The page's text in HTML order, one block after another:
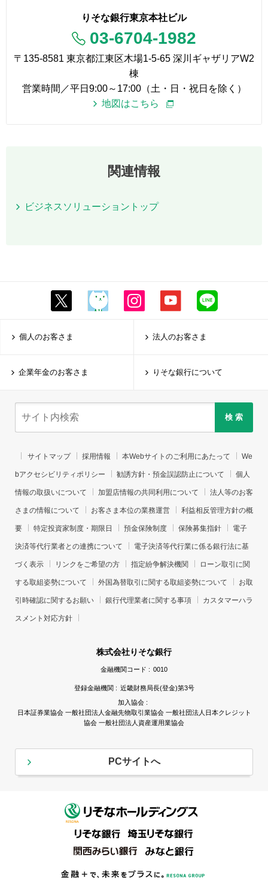
りそな銀行東京本社ビル
03-6704-1982
〒135-8581 東京都江東区木場1-5-65 深川ギャザリアW2
棟
営業時間／平日9:00～17:00（土・日・祝日を除く）
地図はこちら
関連情報
ビジネスソリューショントップ
個人のお客さま 法人のお客さま
企業年金のお客さま りそな銀行について
検 索
サイトマップ 採用情報 本Webサイトのご利用にあたって We
bアクセシビリティポリシー 勧誘方針・預金誤認防止について 個人
情報の取扱いについて 加盟店情報の共同利用について 法人等のお客
さまの情報について お客さま本位の業務運営 利益相反管理方針の概
要 特定投資家制度・期限日 預金保険制度 保険募集指針 電子
決済等代行業者との連携について 電子決済等代行業に係る銀行法に基
づく表示 リンクをご希望の方 指定紛争解決機関 ローン取引に関
する取組姿勢について 外国為替取引に関する取組姿勢について お取
引時確認に関するお願い 銀行代理業者に関する事項 カスタマーハラ
スメント対応方針
株式会社りそな銀行
金融機関コード : 0010
登録金融機関 : 近畿財務局長(登金)第3号
加入協会 :
日本証券業協会 一般社団法人金融先物取引業協会 一般社団法人日本クレジット
協会 一般社団法人資産運用業協会
PCサイトへ